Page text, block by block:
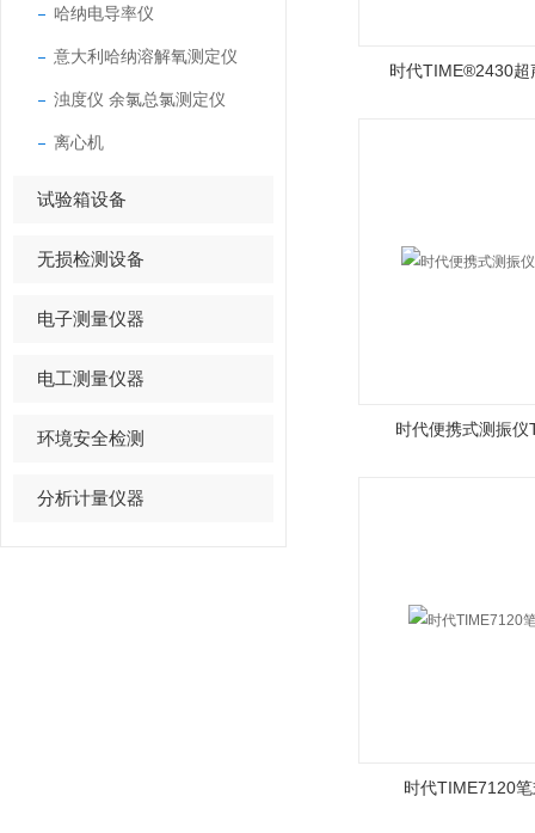
哈纳电导率仪
意大利哈纳溶解氧测定仪
浊度仪 余氯总氯测定仪
离心机
试验箱设备
无损检测设备
电子测量仪器
电工测量仪器
环境安全检测
分析计量仪器
时代TIME®2430超
时代便携式测振
时代TIME7120